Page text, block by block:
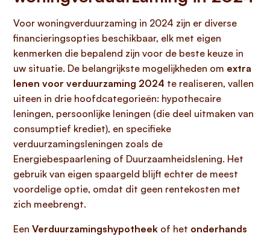
Voor woningverduurzaming in 2024 zijn er diverse
financieringsopties beschikbaar, elk met eigen
kenmerken die bepalend zijn voor de beste keuze in
uw situatie. De belangrijkste mogelijkheden om extra
lenen voor verduurzaming 2024 te realiseren, vallen
uiteen in drie hoofdcategorieën: hypothecaire
leningen, persoonlijke leningen (die deel uitmaken van
consumptief krediet), en specifieke
verduurzamingsleningen zoals de
Energiebespaarlening of Duurzaamheidslening. Het
gebruik van eigen spaargeld blijft echter de meest
voordelige optie, omdat dit geen rentekosten met
zich meebrengt.
Een Verduurzamingshypotheek of het onderhands